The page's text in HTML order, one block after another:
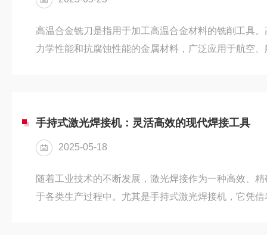
高温合金铣刀是指用于加工高温合金材料的铣削工具
力学性能和抗腐蚀性能的金属材料，广泛应用于航空
性，能在高温下长时间稳定工作，不易被腐蚀。3.耐
合金元素，耐磨性较强，适合...
手持式激光焊接机：灵活高效的现代焊接工具
2025-05-18
随着工业技术的不断发展，激光焊接作为一种高效、
于各类生产过程中。尤其是手持式激光焊接机，它凭